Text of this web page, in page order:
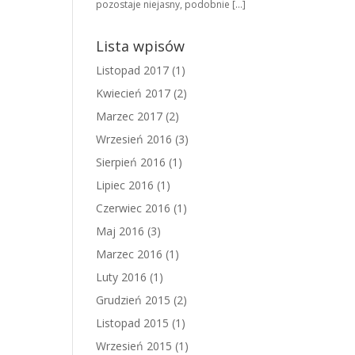
pozostaje niejasny, podobnie […]
Lista wpisów
Listopad 2017 (1)
Kwiecień 2017 (2)
Marzec 2017 (2)
Wrzesień 2016 (3)
Sierpień 2016 (1)
Lipiec 2016 (1)
Czerwiec 2016 (1)
Maj 2016 (3)
Marzec 2016 (1)
Luty 2016 (1)
Grudzień 2015 (2)
Listopad 2015 (1)
Wrzesień 2015 (1)